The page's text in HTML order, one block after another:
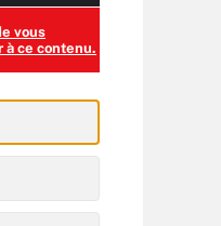
vous
à ce contenu.